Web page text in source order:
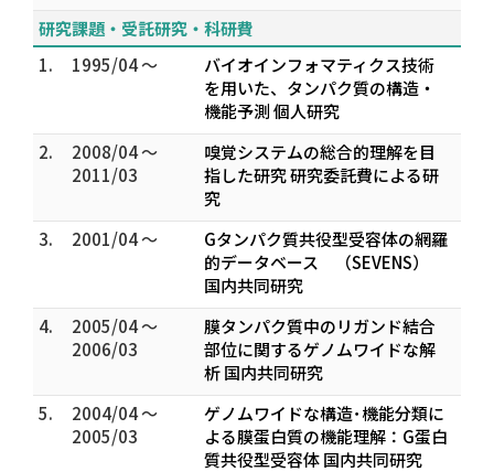
研究課題・受託研究・科研費
1.
1995/04 ～
バイオインフォマティクス技術
を用いた、タンパク質の構造・
機能予測 個人研究
2.
2008/04 ～
2011/03
嗅覚システムの総合的理解を目
指した研究 研究委託費による研
究
3.
2001/04 ～
Gタンパク質共役型受容体の網羅
的データベース （SEVENS）
国内共同研究
4.
2005/04 ～
2006/03
膜タンパク質中のリガンド結合
部位に関するゲノムワイドな解
析 国内共同研究
5.
2004/04 ～
2005/03
ゲノムワイドな構造･機能分類に
よる膜蛋白質の機能理解：G蛋白
質共役型受容体 国内共同研究